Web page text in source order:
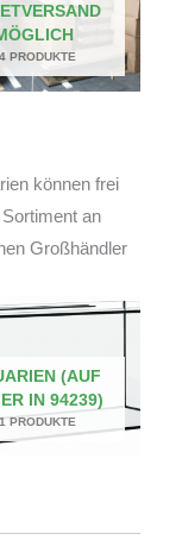
PRODUKTE
können frei
an
Großhändler
(AUF
IN 94239)
PRODUKTE